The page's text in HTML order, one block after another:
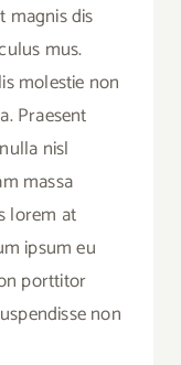
magnis dis
mus.
molestie non
Praesent
nisl
massa
lorem at
ipsum eu
porttitor
non